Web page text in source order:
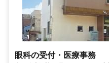
眼科の受付・医療事務